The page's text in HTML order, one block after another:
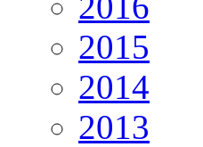
2015
2014
2013